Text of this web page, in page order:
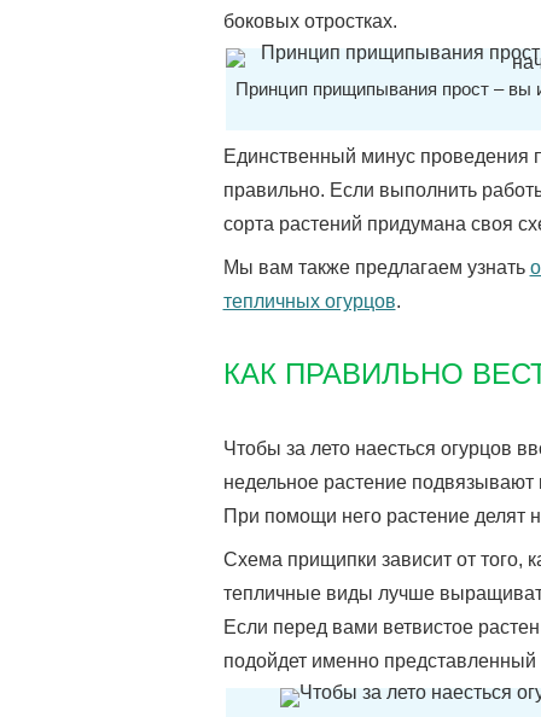
боковых отростках.
Принцип прищипывания прост – вы
Единственный минус проведения
правильно. Если выполнить
сорта растений придумана своя
Мы вам также предлагаем узнать
тепличных огурцов.
КАК ПРАВИЛЬНО
Чтобы за лето наесться огурцов
недельное растение подвязывают
При помощи него растение делят
Схема прищипки зависит от того,
тепличные виды лучше
Если перед вами ветвистое
подойдет именно представленный